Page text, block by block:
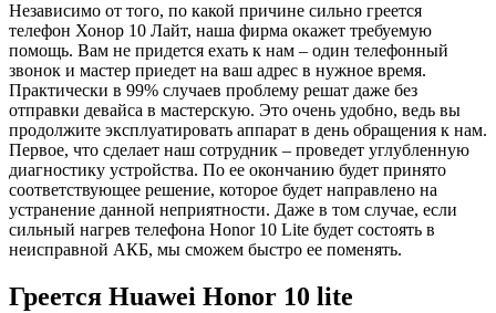
Независимо от того, по какой причине сильно греется
телефон Хонор 10 Лайт, наша фирма окажет требуемую
помощь. Вам не придется ехать к нам – один телефонный
звонок и мастер приедет на ваш адрес в нужное время.
Практически в 99% случаев проблему решат даже без
отправки девайса в мастерскую. Это очень удобно, ведь вы
продолжите эксплуатировать аппарат в день обращения к нам.
Первое, что сделает наш сотрудник – проведет углубленную
диагностику устройства. По ее окончанию будет принято
соответствующее решение, которое будет направлено на
устранение данной неприятности. Даже в том случае, если
сильный нагрев телефона Honor 10 Lite будет состоять в
неисправной АКБ, мы сможем быстро ее поменять.
Греется Huawei Honor 10 lite